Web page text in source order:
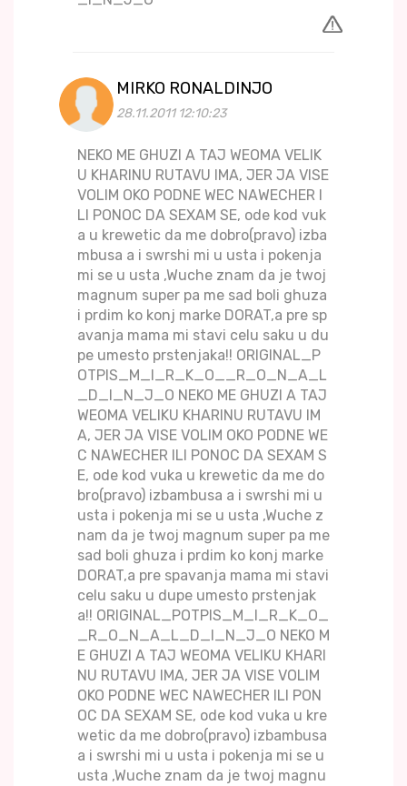
MIRKO RONALDINJO
28.11.2011 12:10:23
NEKO ME GHUZI A TAJ WEOMA VELIK
U KHARINU RUTAVU IMA, JER JA VISE
VOLIM OKO PODNE WEC NAWECHER I
LI PONOC DA SEXAM SE, ode kod vuk
a u krewetic da me dobro(pravo) izba
mbusa a i swrshi mi u usta i pokenja
mi se u usta ,Wuche znam da je twoj
magnum super pa me sad boli ghuza
i prdim ko konj marke DORAT,a pre sp
avanja mama mi stavi celu saku u du
pe umesto prstenjaka!! ORIGINAL_P
OTPIS_M_I_R_K_O__R_O_N_A_L
_D_I_N_J_O NEKO ME GHUZI A TAJ
WEOMA VELIKU KHARINU RUTAVU IM
A, JER JA VISE VOLIM OKO PODNE WE
C NAWECHER ILI PONOC DA SEXAM S
E, ode kod vuka u krewetic da me do
bro(pravo) izbambusa a i swrshi mi u
usta i pokenja mi se u usta ,Wuche z
nam da je twoj magnum super pa me
sad boli ghuza i prdim ko konj marke
DORAT,a pre spavanja mama mi stavi
celu saku u dupe umesto prstenjak
a!! ORIGINAL_POTPIS_M_I_R_K_O_
_R_O_N_A_L_D_I_N_J_O NEKO M
E GHUZI A TAJ WEOMA VELIKU KHARI
NU RUTAVU IMA, JER JA VISE VOLIM
OKO PODNE WEC NAWECHER ILI PON
OC DA SEXAM SE, ode kod vuka u kre
wetic da me dobro(pravo) izbambusa
a i swrshi mi u usta i pokenja mi se u
usta ,Wuche znam da je twoj magnu